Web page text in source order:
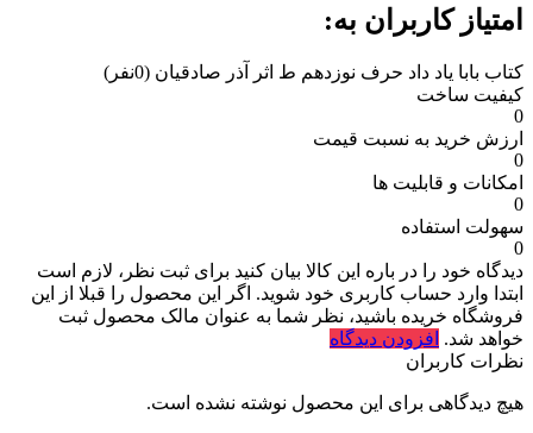
امتیاز کاربران به:
کتاب بابا یاد داد حرف نوزدهم ط اثر آذر صادقیان (0نفر)
کیفیت ساخت
0
ارزش خرید به نسبت قیمت
0
امکانات و قابلیت ها
0
سهولت استفاده
0
دیدگاه خود را در باره این کالا بیان کنید برای ثبت نظر، لازم است
ابتدا وارد حساب کاربری خود شوید. اگر این محصول را قبلا از این
فروشگاه خریده باشید، نظر شما به عنوان مالک محصول ثبت
خواهد شد. افزودن دیدگاه
نظرات کاربران
هیچ دیدگاهی برای این محصول نوشته نشده است.